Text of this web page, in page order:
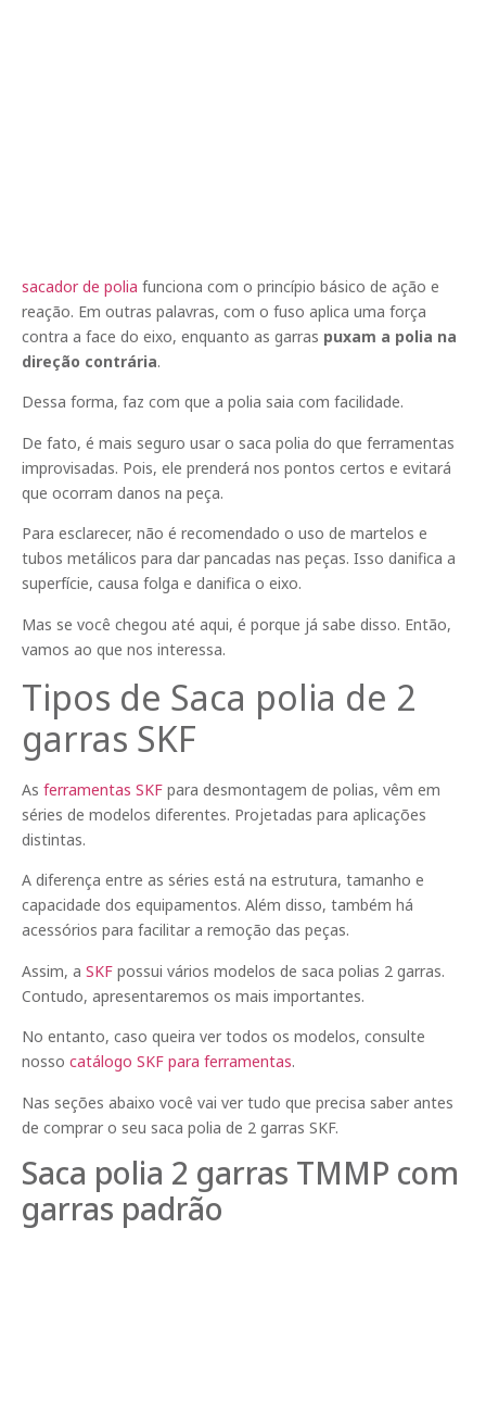
sacador de polia funciona com o princípio básico de ação e
reação. Em outras palavras, com o fuso aplica uma força
contra a face do eixo, enquanto as garras puxam a polia na
direção contrária.
Dessa forma, faz com que a polia saia com facilidade.
De fato, é mais seguro usar o saca polia do que ferramentas
improvisadas. Pois, ele prenderá nos pontos certos e evitará
que ocorram danos na peça.
Para esclarecer, não é recomendado o uso de martelos e
tubos metálicos para dar pancadas nas peças. Isso danifica a
superfície, causa folga e danifica o eixo.
Mas se você chegou até aqui, é porque já sabe disso. Então,
vamos ao que nos interessa.
Tipos de Saca polia de 2
garras SKF
As ferramentas SKF para desmontagem de polias, vêm em
séries de modelos diferentes. Projetadas para aplicações
distintas.
A diferença entre as séries está na estrutura, tamanho e
capacidade dos equipamentos. Além disso, também há
acessórios para facilitar a remoção das peças.
Assim, a SKF possui vários modelos de saca polias 2 garras.
Contudo, apresentaremos os mais importantes.
No entanto, caso queira ver todos os modelos, consulte
nosso catálogo SKF para ferramentas.
Nas seções abaixo você vai ver tudo que precisa saber antes
de comprar o seu saca polia de 2 garras SKF.
Saca polia 2 garras TMMP com
garras padrão